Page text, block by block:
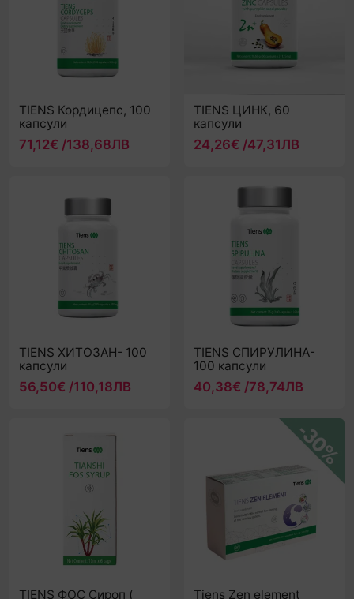
TIENS Кордицепс, 100
капсули
71,12€ /138,68ЛВ
TIENS ЦИНК, 60
капсули
24,26€ /47,31ЛВ
TIENS ХИТОЗАН- 100
капсули
56,50€ /110,18ЛВ
TIENS СПИРУЛИНА-
100 капсули
40,38€ /78,74ЛВ
TIENS ФОС Сироп (
Tiens Zen element